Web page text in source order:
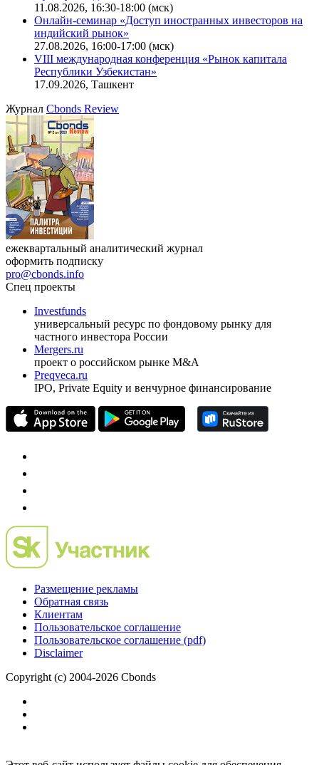
11.08.2026, 16:30-18:00 (мск)
Онлайн-семинар «Доступ иностранных инвесторов на
индийский рынок»
27.08.2026, 16:00-17:00 (мск)
VIII международная конференция «Рынок капитала
Республики Узбекистан»
17.09.2026, Ташкент
Журнал Cbonds Review
ежеквартальный аналитический журнал
оформить подписку
pro@cbonds.info
Спец проекты
Investfunds
универсальный ресурс по фондовому рынку для
частного инвестора России
Mergers.ru
проект о российском рынке M&A
Preqveca.ru
IPO, Private Equity и венчурное финансирование
Размещение рекламы
Обратная связь
Клиентам
Пользовательское соглашение
Пользовательское соглашение (pdf)
Disclaimer
Copyright (c) 2004-2026 Cbonds